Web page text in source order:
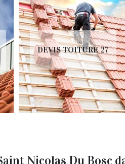
DEVIS TOITURE 27
Nicolas Du Bosc